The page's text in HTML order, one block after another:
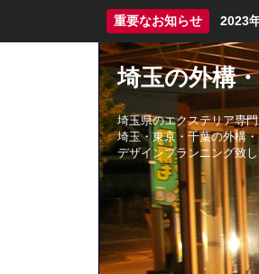
重要なお知らせ 2023
埼玉の外構
埼玉県のエクステリア専
埼玉・東京・千葉の外構
デザインプランニング致し